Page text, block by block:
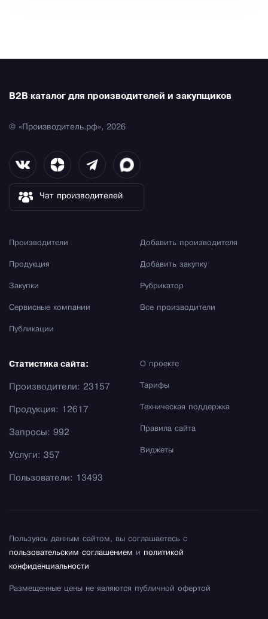
B2B каталог для производителей и закупщиков
© «Производитель.рф», 2026
Чат производителей
Производители
Продукция
Закупки
Сервисные компании
Публикации
Добавить производителя
Добавить закупку
Рубрикатор
Все производители
О проекте
Тарифы
Техническая поддержка
Правила сайта
Виджеты
Статистика сайта:
Производители: 23157
Продукция: 12617
Запросы: 992
Услуги: 357
Пользователи: 13493
Пользуясь данным сайтом, вы соглашаетесь с
пользовательским соглашением и политикой
конфиденциальности
Размещенные цены не являются публичной офертой